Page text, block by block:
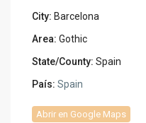
City: Barcelona
Area: Gothic
State/County: Spain
País: Spain
Abrir en Google Maps